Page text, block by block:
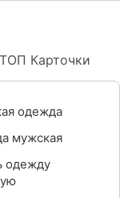
ТОП Карточки
одежда
мужская
одежду